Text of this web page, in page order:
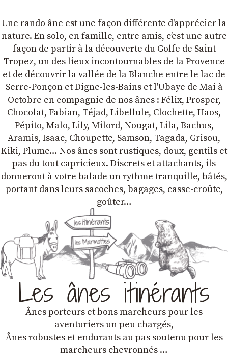
Une rando âne est une façon différente d'apprécier la
nature. En solo, en famille, entre amis, cʼest une autre
façon de partir à la découverte du Golfe de Saint
Tropez, un des lieux incontournables de la Provence
et de découvrir la vallée de la Blanche entre le lac de
Serre-Ponçon et Digne-les-Bains et l'Ubaye de Mai à
Octobre en compagnie de nos ânes : Félix, Prosper,
Chocolat, Fabian, Téjad, Libellule, Clochette, Haos,
Pépito, Malo, Lily, Milord, Nougat, Lila, Bachus,
Aramis, Isaac, Choupette, Samson, Tagada, Grisou,
Kiki, Plume… Nos ânes sont rustiques, doux, gentils et
pas du tout capricieux. Discrets et attachants, ils
donneront à votre balade un rythme tranquille, bâtés,
portant dans leurs sacoches, bagages, casse-croûte,
goûter…
Les ânes itinérants
Ânes porteurs et bons marcheurs pour les
aventuriers un peu chargés,
Ânes robustes et endurants au pas soutenu pour les
marcheurs chevronnés …